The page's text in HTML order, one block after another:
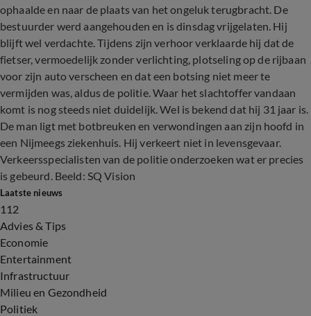
ophaalde en naar de plaats van het ongeluk terugbracht. De
bestuurder werd aangehouden en is dinsdag vrijgelaten. Hij
blijft wel verdachte. Tijdens zijn verhoor verklaarde hij dat de
fietser, vermoedelijk zonder verlichting, plotseling op de rijbaan
voor zijn auto verscheen en dat een botsing niet meer te
vermijden was, aldus de politie. Waar het slachtoffer vandaan
komt is nog steeds niet duidelijk. Wel is bekend dat hij 31 jaar is.
De man ligt met botbreuken en verwondingen aan zijn hoofd in
een Nijmeegs ziekenhuis. Hij verkeert niet in levensgevaar.
Verkeersspecialisten van de politie onderzoeken wat er precies
is gebeurd. Beeld: SQ Vision
Laatste nieuws
112
Advies & Tips
Economie
Entertainment
Infrastructuur
Milieu en Gezondheid
Politiek